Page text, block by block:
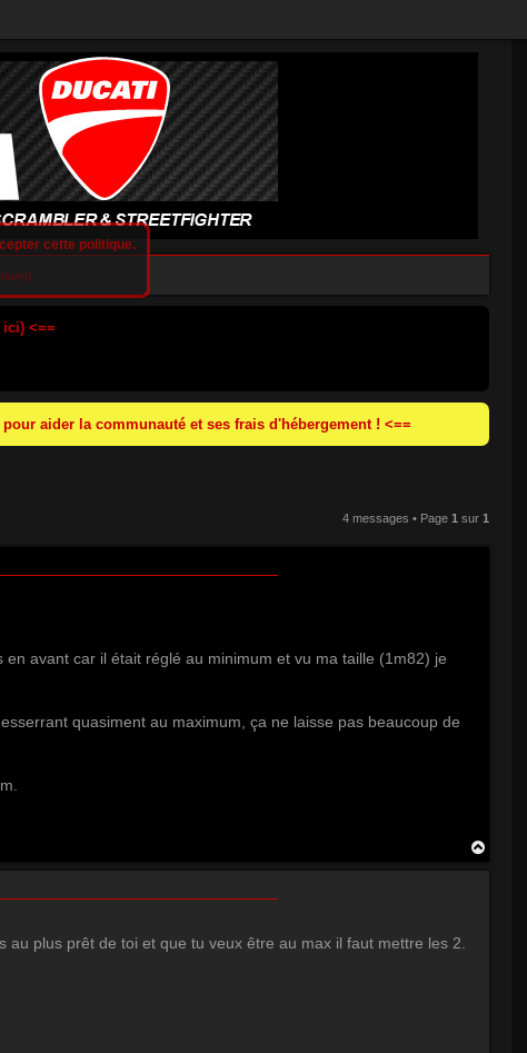
ici) <==
aider la communauté et ses frais d'hébergement ! <==
4 messages • Page1 sur1
avant car il était réglé au minimum et vu ma taille (1m82) je
quasiment au maximum, ça ne laisse pas beaucoup de
plus prêt de toi et que tu veux être au max il faut mettre les 2.
cette politique.